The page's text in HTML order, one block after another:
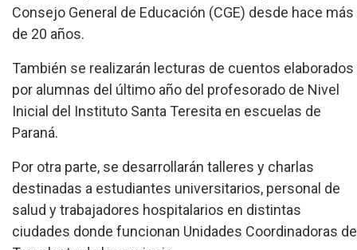
Consejo General de Educación (CGE) desde hace más
de 20 años.
También se realizarán lecturas de cuentos elaborados
por alumnas del último año del profesorado de Nivel
Inicial del Instituto Santa Teresita en escuelas de
Paraná.
Por otra parte, se desarrollarán talleres y charlas
destinadas a estudiantes universitarios, personal de
salud y trabajadores hospitalarios en distintas
ciudades donde funcionan Unidades Coordinadoras de